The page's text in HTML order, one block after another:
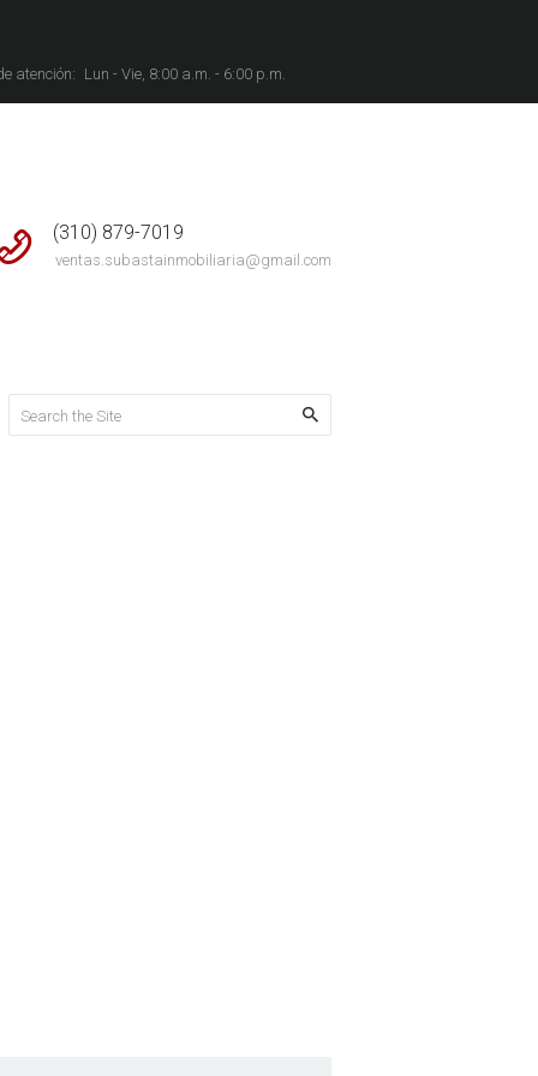
atención: Lun - Vie, 8:00 a.m. - 6:00 p.m.
(310) 879-7019
ventas.subastainmobiliaria@gmail.com